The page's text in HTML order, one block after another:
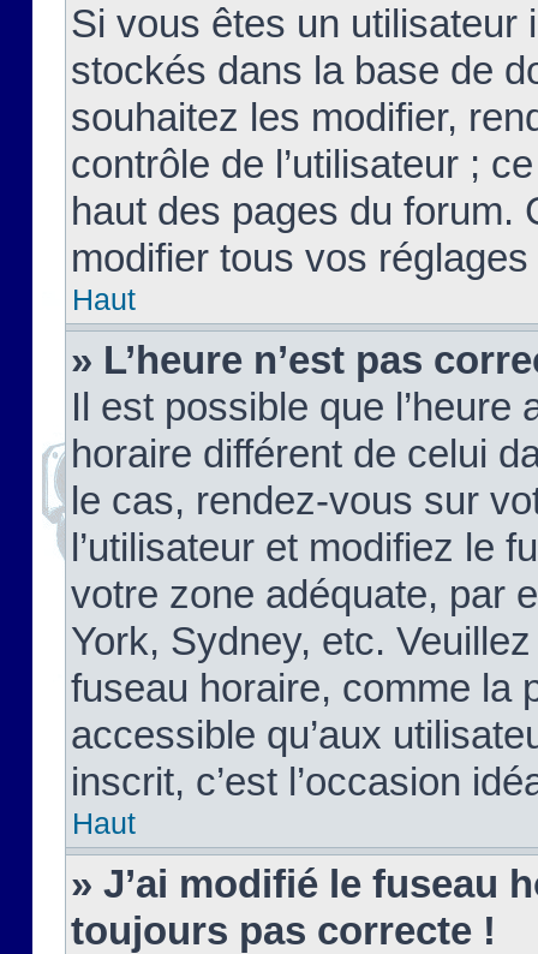
Si vous êtes un
stockés dans la base de
souhaitez les modifier,
contrôle de l’utilisateur ;
haut des pages du forum.
modifier tous vos
Haut
» L’heure n’est pas
Il est possible que
horaire différent de celui
le cas, rendez-vous sur
l’utilisateur et modifiez le
votre zone adéquate, par
York, Sydney, etc.
fuseau horaire, comme la
accessible qu’aux
inscrit, c’est l’occasion
Haut
» J’ai modifié le fuseau
toujours pas correcte !